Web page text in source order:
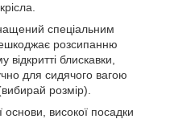
спеціальним
розсипанню
блискавки,
для сидячого вагою
розмір).
високої посадки